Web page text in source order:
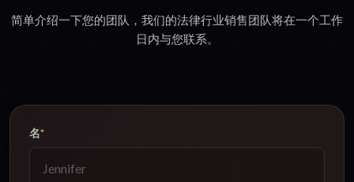
简单介绍一下您的团队，我们的法律行业销售团队将在一个工作
日内与您联系。
名*